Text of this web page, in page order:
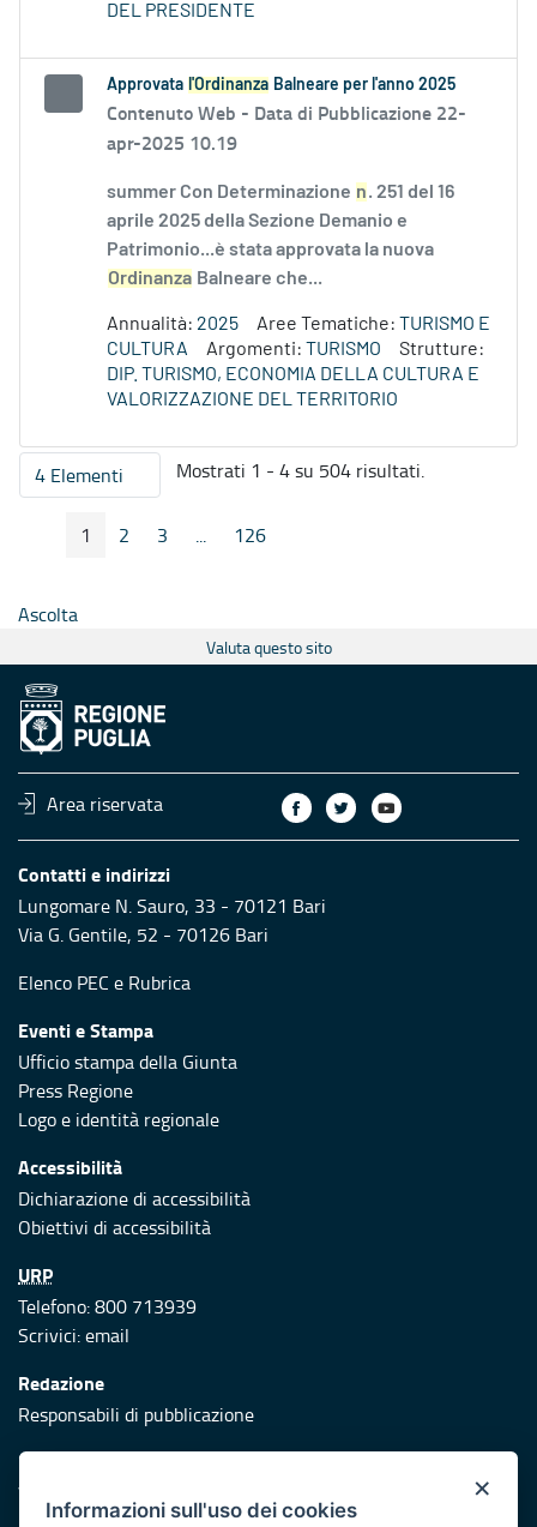
DEL PRESIDENTE
Approvata l'Ordinanza Balneare per l'anno 2025
Contenuto Web - Data di Pubblicazione 22-
apr-2025 10.19
summer Con Determinazione n. 251 del 16
aprile 2025 della Sezione Demanio e
Patrimonio...è stata approvata la nuova
Ordinanza Balneare che...
Annualità: 2025 Aree Tematiche: TURISMO E
CULTURA
Argomenti: TURISMO
Strutture:
DIP. TURISMO, ECONOMIA DELLA CULTURA E
VALORIZZAZIONE DEL TERRITORIO
4 ElementiPer pagina
Mostrati 1 - 4 su 504 risultati.
Pagina Precedente
Pagina
1 Pagina
2 Pagina
3 ...
Pagine intermedie
Pagina
126
Ascolta
Valuta questo sito
Area riservata
Contatti e indirizzi
Lungomare N. Sauro, 33 - 70121 Bari
Via G. Gentile, 52 - 70126 Bari
Elenco PEC e Rubrica
Eventi e Stampa
Ufficio stampa della Giunta
Press Regione
Logo e identità regionale
Accessibilità
Dichiarazione di accessibilità
Obiettivi di accessibilità
URP
Telefono: 800 713939
Scrivici:email
Redazione
Responsabili di pubblicazione
Protezione civile
Vai al sito di Protezione Civile Puglia ×
Informazioni sull'uso dei cookies